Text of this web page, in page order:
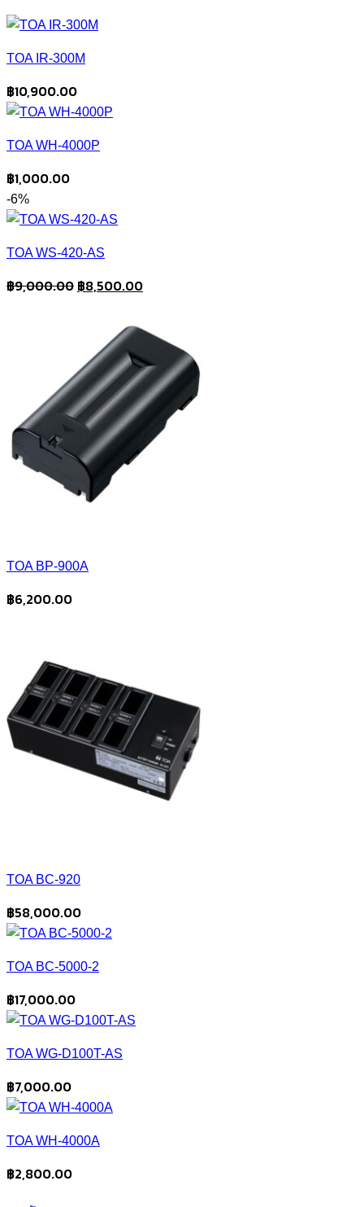
TOA IR-300M
฿10,900.00
TOA WH-4000P
฿1,000.00
-6%
TOA WS-420-AS
฿9,000.00 Original
฿9,000.00.
฿8,500.00Current
is:
฿8,500.00.
TOA BP-900A
฿6,200.00
TOA BC-920
฿58,000.00
TOA BC-5000-2
฿17,000.00
TOA WG-D100T-AS
฿7,000.00
TOA WH-4000A
฿2,800.00